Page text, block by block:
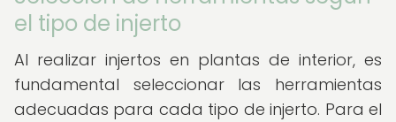
el tipo de injerto
Al realizar injertos en plantas de interior, es
fundamental seleccionar las herramientas
adecuadas para cada tipo de injerto. Para el